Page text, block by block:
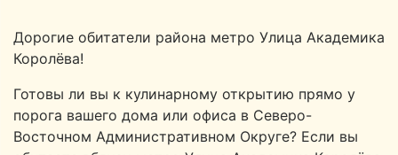
Дорогие обитатели района метро Улица Академика
Королёва!
Готовы ли вы к кулинарному открытию прямо у
порога вашего дома или офиса в Северо-
Восточном Административном Округе? Если вы